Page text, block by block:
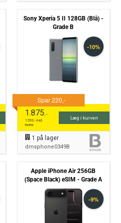
Sony Xperia 5 II 128GB (Blå) -
Grade B
1.875,-
1.500,- excl.
moms
Læg i kurven
1 på lager
dmsphone0349B
Apple iPhone Air 256GB
(Space Black) eSIM - Grade A